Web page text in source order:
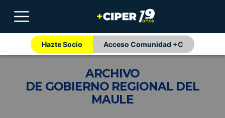
Hazte Socio Acceso Comunidad +C
ARCHIVO
DE GOBIERNO REGIONAL DEL
MAULE